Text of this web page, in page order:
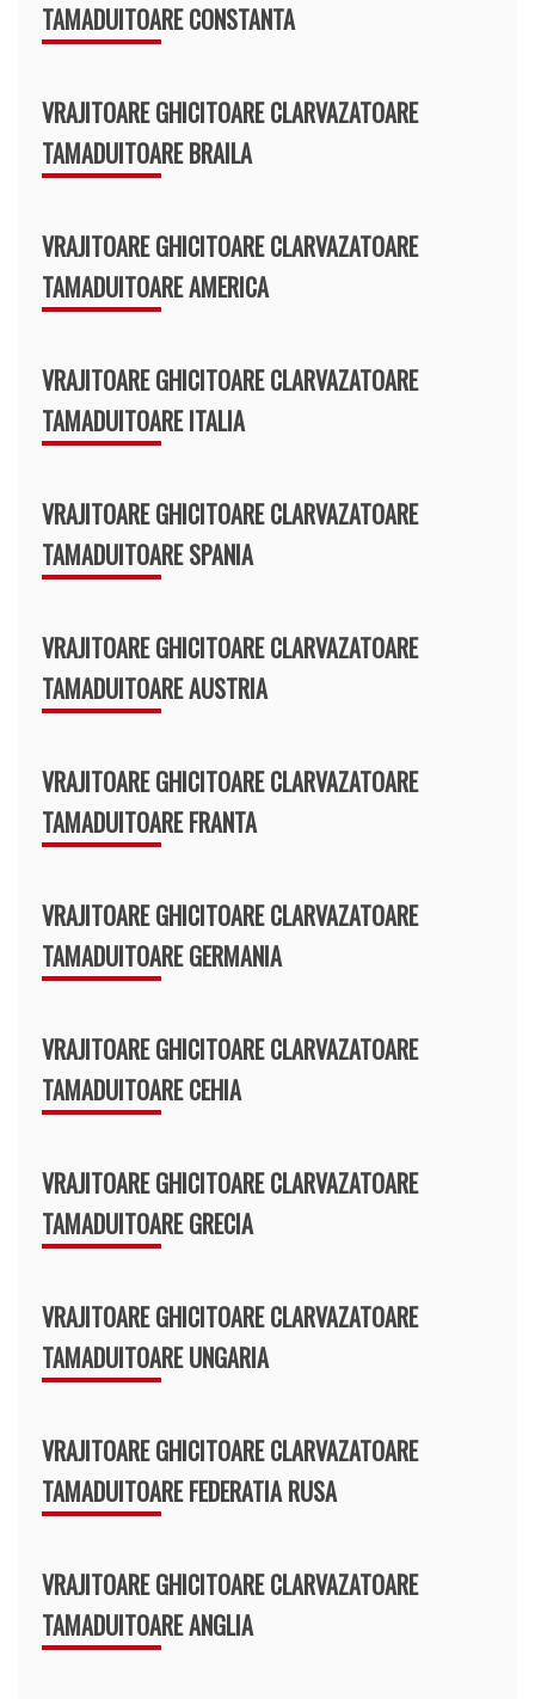
TAMADUITOARE CONSTANTA
VRAJITOARE GHICITOARE CLARVAZATOARE
TAMADUITOARE BRAILA
VRAJITOARE GHICITOARE CLARVAZATOARE
TAMADUITOARE AMERICA
VRAJITOARE GHICITOARE CLARVAZATOARE
TAMADUITOARE ITALIA
VRAJITOARE GHICITOARE CLARVAZATOARE
TAMADUITOARE SPANIA
VRAJITOARE GHICITOARE CLARVAZATOARE
TAMADUITOARE AUSTRIA
VRAJITOARE GHICITOARE CLARVAZATOARE
TAMADUITOARE FRANTA
VRAJITOARE GHICITOARE CLARVAZATOARE
TAMADUITOARE GERMANIA
VRAJITOARE GHICITOARE CLARVAZATOARE
TAMADUITOARE CEHIA
VRAJITOARE GHICITOARE CLARVAZATOARE
TAMADUITOARE GRECIA
VRAJITOARE GHICITOARE CLARVAZATOARE
TAMADUITOARE UNGARIA
VRAJITOARE GHICITOARE CLARVAZATOARE
TAMADUITOARE FEDERATIA RUSA
VRAJITOARE GHICITOARE CLARVAZATOARE
TAMADUITOARE ANGLIA